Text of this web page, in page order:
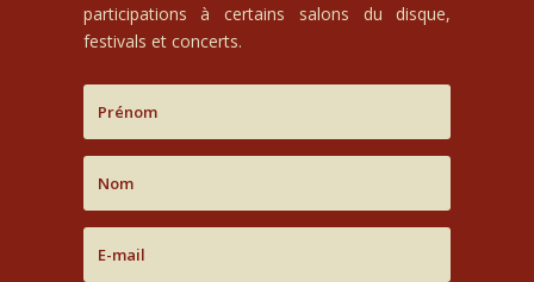
participations à certains salons du disque,
festivals et concerts.